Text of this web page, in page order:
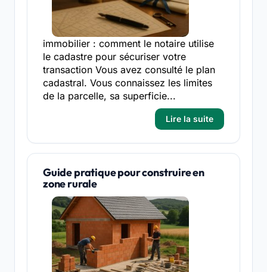
immobilier : comment le notaire utilise
le cadastre pour sécuriser votre
transaction Vous avez consulté le plan
cadastral. Vous connaissez les limites
de la parcelle, sa superficie...
Lire la suite
Guide pratique pour construire en
zone rurale